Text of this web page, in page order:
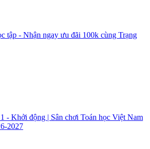
tập - Nhận ngay ưu đãi 100k cùng Trạng
- Khởi động | Sân chơi Toán học Việt Nam
2027